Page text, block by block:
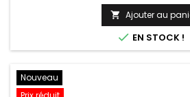
de
base
 Ajouter au
 EN STOCK !
Nouveau